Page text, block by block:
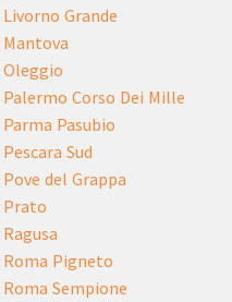
Grande
Corso Dei Mille
Pasubio
Sud
del Grappa
Prato
Pigneto
Sempione